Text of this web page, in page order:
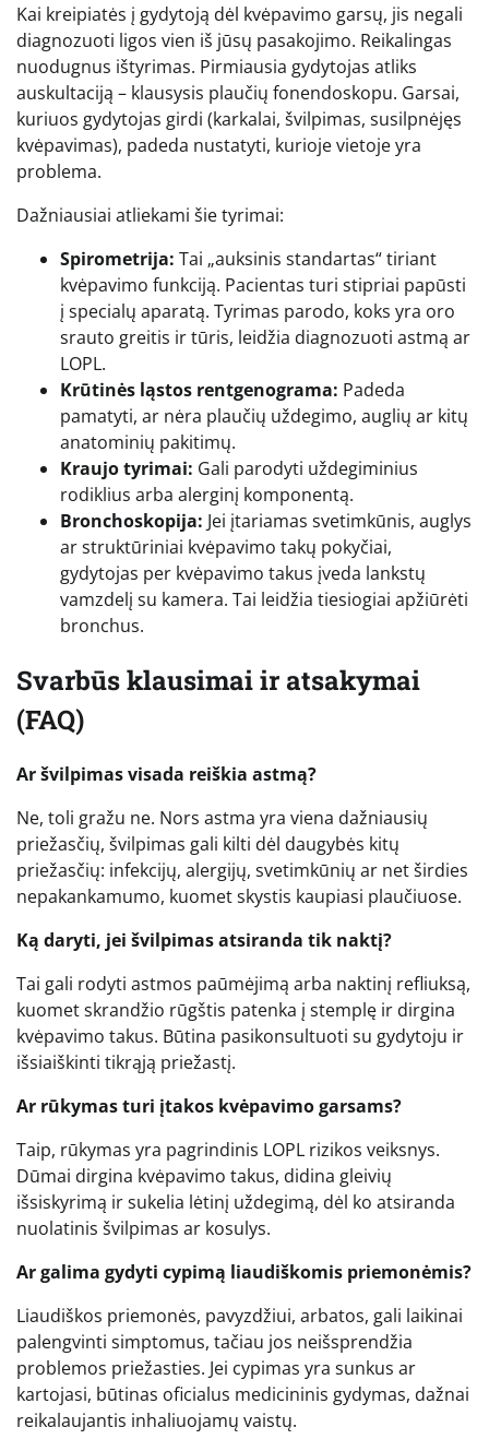
Kai kreipiatės į gydytoją dėl kvėpavimo garsų, jis negali
diagnozuoti ligos vien iš jūsų pasakojimo. Reikalingas
nuodugnus ištyrimas. Pirmiausia gydytojas atliks
auskultaciją – klausysis plaučių fonendoskopu. Garsai,
kuriuos gydytojas girdi (karkalai, švilpimas, susilpnėjęs
kvėpavimas), padeda nustatyti, kurioje vietoje yra
problema.
Dažniausiai atliekami šie tyrimai:
Spirometrija: Tai „auksinis standartas“ tiriant
kvėpavimo funkciją. Pacientas turi stipriai papūsti
į specialų aparatą. Tyrimas parodo, koks yra oro
srauto greitis ir tūris, leidžia diagnozuoti astmą ar
LOPL.
Krūtinės ląstos rentgenograma: Padeda
pamatyti, ar nėra plaučių uždegimo, auglių ar kitų
anatominių pakitimų.
Kraujo tyrimai: Gali parodyti uždegiminius
rodiklius arba alerginį komponentą.
Bronchoskopija: Jei įtariamas svetimkūnis, auglys
ar struktūriniai kvėpavimo takų pokyčiai,
gydytojas per kvėpavimo takus įveda lankstų
vamzdelį su kamera. Tai leidžia tiesiogiai apžiūrėti
bronchus.
Svarbūs klausimai ir atsakymai
(FAQ)
Ar švilpimas visada reiškia astmą?
Ne, toli gražu ne. Nors astma yra viena dažniausių
priežasčių, švilpimas gali kilti dėl daugybės kitų
priežasčių: infekcijų, alergijų, svetimkūnių ar net širdies
nepakankamumo, kuomet skystis kaupiasi plaučiuose.
Ką daryti, jei švilpimas atsiranda tik naktį?
Tai gali rodyti astmos paūmėjimą arba naktinį refliuksą,
kuomet skrandžio rūgštis patenka į stemplę ir dirgina
kvėpavimo takus. Būtina pasikonsultuoti su gydytoju ir
išsiaiškinti tikrąją priežastį.
Ar rūkymas turi įtakos kvėpavimo garsams?
Taip, rūkymas yra pagrindinis LOPL rizikos veiksnys.
Dūmai dirgina kvėpavimo takus, didina gleivių
išsiskyrimą ir sukelia lėtinį uždegimą, dėl ko atsiranda
nuolatinis švilpimas ar kosulys.
Ar galima gydyti cypimą liaudiškomis priemonėmis?
Liaudiškos priemonės, pavyzdžiui, arbatos, gali laikinai
palengvinti simptomus, tačiau jos neišsprendžia
problemos priežasties. Jei cypimas yra sunkus ar
kartojasi, būtinas oficialus medicininis gydymas, dažnai
reikalaujantis inhaliuojamų vaistų.